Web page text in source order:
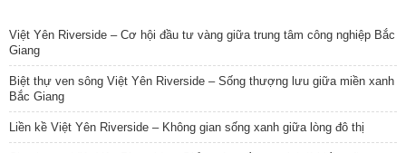
Việt Yên Riverside – Cơ hội đầu tư vàng giữa trung tâm công nghiệp Bắc
Giang
Biệt thự ven sông Việt Yên Riverside – Sống thượng lưu giữa miền xanh
Bắc Giang
Liền kề Việt Yên Riverside – Không gian sống xanh giữa lòng đô thị